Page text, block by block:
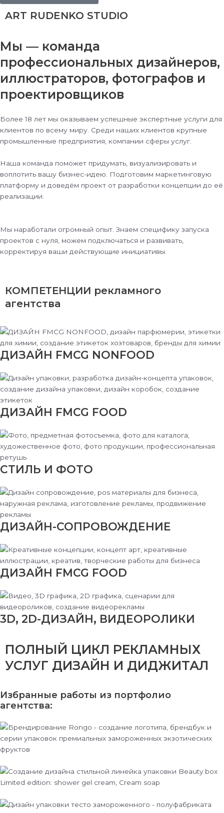
ART RUDENKO STUDIO
Мы — команда
профессиональных дизайнеров,
иллюстраторов, фотографов и
проектировщиков
Более 18 лет мы оказываем успешные экспертные услуги для
клиентов по всему миру. Среди наших клиентов крупные
промышленные предприятия, компании сферы услуг.
Наша команда поможет придумать, визуализировать и
воплотить вашу бизнес-идею. Подготовим маркетинговую
платформу и доведём проект от разработки концепции до её
реализации.
Мы наработали огромный опыт. Знаем специфику запуска
проектов с нуля, можем подключаться и развивать,
корректируя ваши действующие инициативы.
КОМПЕТЕНЦИИ рекламного
агентства
ДИЗАЙН FMCG NONFOOD
ДИЗАЙН FMCG FOOD
СТИЛЬ И ФОТО
ДИЗАЙН-СОПРОВОЖДЕНИЕ
ДИЗАЙН FMCG FOOD
3D, 2D-ДИЗАЙН, ВИДЕОРОЛИКИ
ПОЛНЫЙ ЦИКЛ РЕКЛАМНЫХ
УСЛУГ ДИЗАЙН И ДИДЖИТАЛ
Избранные работы из портфолио
агентства: